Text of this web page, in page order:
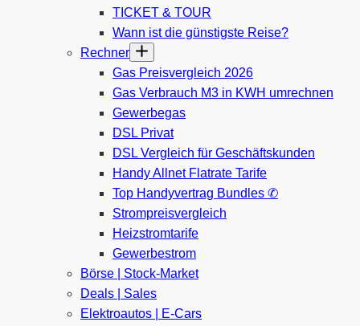
TICKET & TOUR
Wann ist die günstigste Reise?
Rechner
Gas Preisvergleich 2026
Gas Verbrauch M3 in KWH umrechnen
Gewerbegas
DSL Privat
DSL Vergleich für Geschäftskunden
Handy Allnet Flatrate Tarife
Top Handyvertrag Bundles ✆
Strompreisvergleich
Heizstromtarife
Gewerbestrom
Börse | Stock-Market
Deals | Sales
Elektroautos | E-Cars